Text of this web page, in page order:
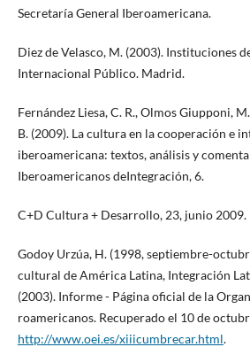
Secretaría General Iberoamericana.
Diez de Velasco, M. (2003). Instituciones
Internacional Público. Madrid.
Fernández Liesa, C. R., Olmos Giupponi,
B. (2009). La cultura en la cooperación e
iberoamericana: textos, análisis y
Iberoamericanos deIntegración, 6.
C+D Cultura + Desarrollo, 23, junio 2009.
Godoy Urzúa, H. (1998, septiembre-
cultural de América Latina, Integración
(2003). Informe - Página oficial de la
roamericanos. Recuperado el 10 de
http://www.oei.es/xiiicumbrecar.html.